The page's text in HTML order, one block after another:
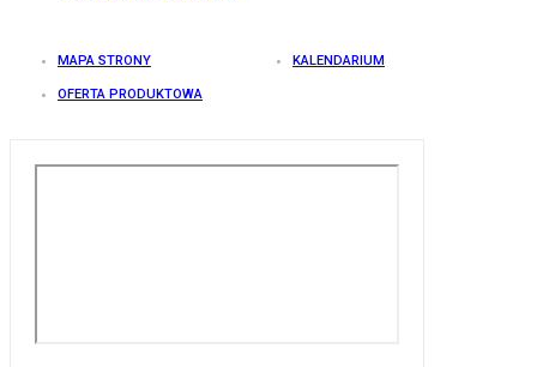
MAPA STRONY KALENDARIUM
OFERTA PRODUKTOWA